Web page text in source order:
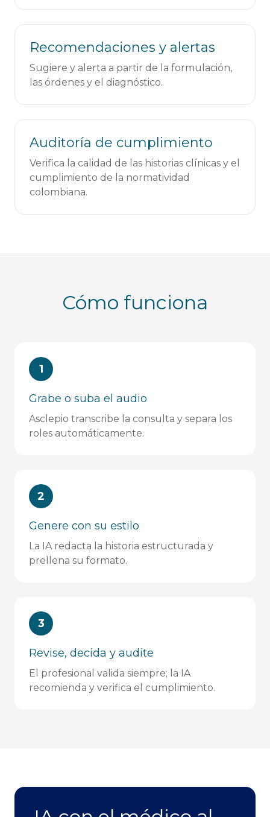
Recomendaciones y alertas
Sugiere y alerta a partir de la formulación,
las órdenes y el diagnóstico.
Auditoría de cumplimiento
Verifica la calidad de las historias clínicas y el
cumplimiento de la normatividad
colombiana.
Cómo funciona
1
Grabe o suba el audio
Asclepio transcribe la consulta y separa los
roles automáticamente.
2
Genere con su estilo
La IA redacta la historia estructurada y
prellena su formato.
3
Revise, decida y audite
El profesional valida siempre; la IA
recomienda y verifica el cumplimiento.